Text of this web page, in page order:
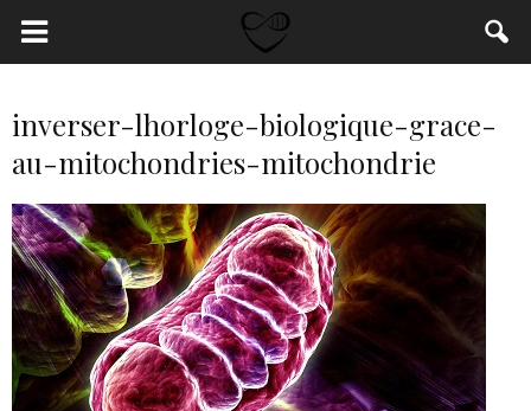
inverser-lhorloge-biologique-grace-
au-mitochondries-mitochondrie